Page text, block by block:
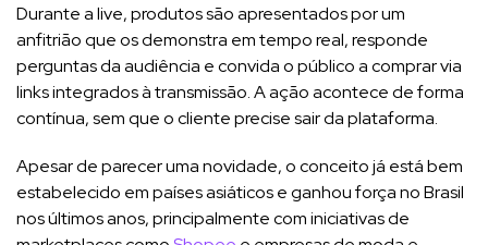
Durante a live, produtos são apresentados por um
anfitrião que os demonstra em tempo real, responde
perguntas da audiência e convida o público a comprar via
links integrados à transmissão. A ação acontece de forma
contínua, sem que o cliente precise sair da plataforma.
Apesar de parecer uma novidade, o conceito já está bem
estabelecido em países asiáticos e ganhou força no Brasil
nos últimos anos, principalmente com iniciativas de